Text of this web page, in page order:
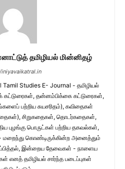
தமிழியல் மின்னிதழ்
Studies E- Journal - தமிழியல்
கட்டுரைகள், தன்னம்பிக்கை கட்டுரைகள்,
பற்றிய சுயசரிதம்), கவிதைகள்
சிறுகதைகள், தொடர்கதைகள்,
புழங்கு பொருட்கள் பற்றிய தகவல்கள்,
கொண்டிருக்கின்ற அனைத்தும்
இன்றைய தேவைகள் - நாளைய
எனத் தமிழியல் சார்ந்த படைப்புகள்